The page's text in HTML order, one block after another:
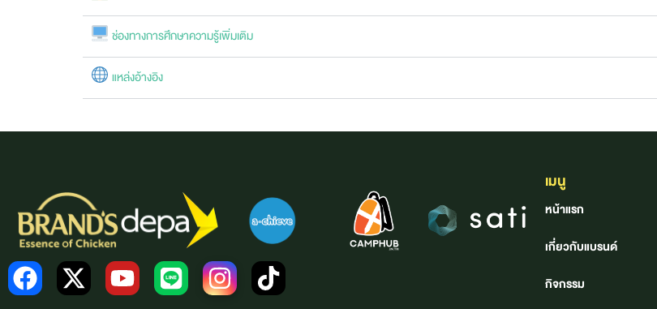
ช่องทางการศึกษาความรู้เพิ่มเติม
แหล่งอ้างอิง
เมนู
หน้าแรก
เกี่ยวกับแบรนด์
กิจกรรม